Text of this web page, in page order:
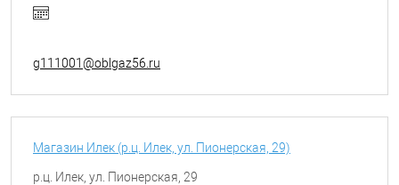
g111001@oblgaz56.ru
Магазин Илек (р.ц. Илек, ул. Пионерская, 29)
р.ц. Илек, ул. Пионерская, 29